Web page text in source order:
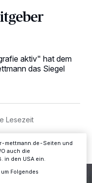
aktiv" hat dem
das Siegel
Lesezeit
von OK aktivieren Sie
unsere Partner
aufgeführten
manche Inhalte und
Website. Weitere
mettmann.de-Seiten und
auch die
in den USA ein.
Folgendes